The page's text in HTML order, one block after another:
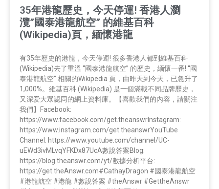
35年港龍歷史，今天停運! 香港人瀏
灠”國泰港龍航空” 的維基百科
(Wikipedia)頁，緬懷港龍
有35年歷史的港龍，今天停運! 很多香港人都到維基百科
(Wikipedia)去了重溫 “國泰港龍航空” 的歷史，緬懷一番! “國
泰港龍航空” 相關的Wikipedia 頁，由昨天到今天，已急升了
1,000%。維基百科 (Wikipedia) 是一個滿載不同品牌歷史，
又深爱大眾認同的網上資料庫。【喜歡我們的內容，請關注
我們】Facebook:
https://www.facebook.com/get.theanswrInstagram:
https://www.instagram.com/get.theanswrYouTube
Channel: https://www.youtube.com/channel/UC-
uEWd3ivMLvqYFKDx87UcA數說答案Blog:
https://blog.theanswr.com/yt/數據分析平台:
https://get.theAnswr.com#CathayDragon #國泰港龍航空
#港龍航空 #港龍 #數說答案 #theAnswr #GettheAnswr